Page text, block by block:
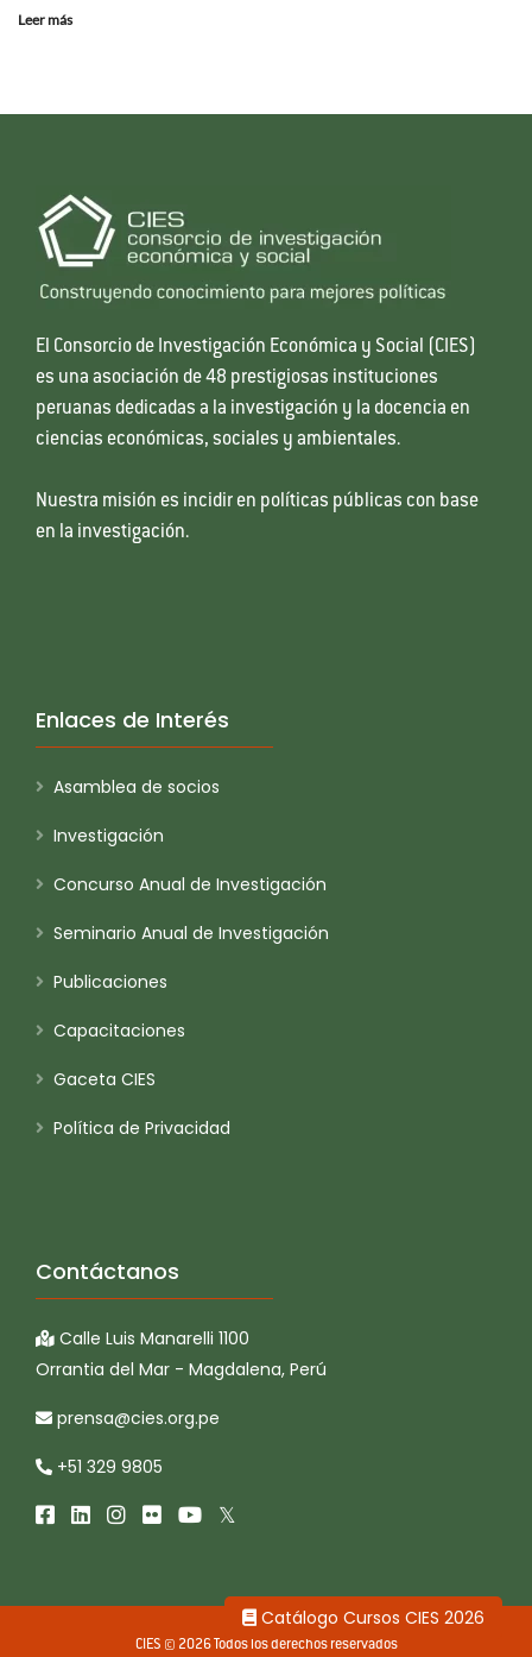
Leer más
El Consorcio de Investigación Económica y Social (CIES)
es una asociación de 48 prestigiosas instituciones
peruanas dedicadas a la investigación y la docencia en
ciencias económicas, sociales y ambientales.
Nuestra misión es incidir en políticas públicas con base
en la investigación.
Enlaces de Interés
Asamblea de socios
Investigación
Concurso Anual de Investigación
Seminario Anual de Investigación
Publicaciones
Capacitaciones
Gaceta CIES
Política de Privacidad
Contáctanos
Calle Luis Manarelli 1100
Orrantia del Mar - Magdalena, Perú
prensa@cies.org.pe
+51 329 9805
CIES © 2026 Todos los derechos reservados
Catálogo Cursos CIES 2026